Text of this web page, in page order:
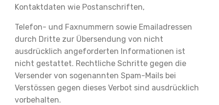
Kontaktdaten wie Postanschriften,
Telefon- und Faxnummern sowie Emailadressen
durch Dritte zur Übersendung von nicht
ausdrücklich angeforderten Informationen ist
nicht gestattet. Rechtliche Schritte gegen die
Versender von sogenannten Spam-Mails bei
Verstössen gegen dieses Verbot sind ausdrücklich
vorbehalten.